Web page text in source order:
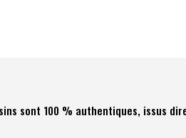
sont 100 % authentiques, issus